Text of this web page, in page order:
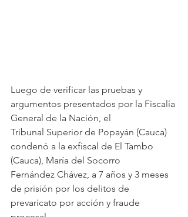
Luego de verificar las pruebas y
argumentos presentados por la Fiscalía
General de la Nación, el
Tribunal Superior de Popayán (Cauca)
condenó a la exfiscal de El Tambo
(Cauca), María del Socorro
Fernández Chávez, a 7 años y 3 meses
de prisión por los delitos de
prevaricato por acción y fraude